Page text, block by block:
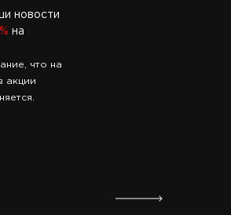
новости
на
что на
акции